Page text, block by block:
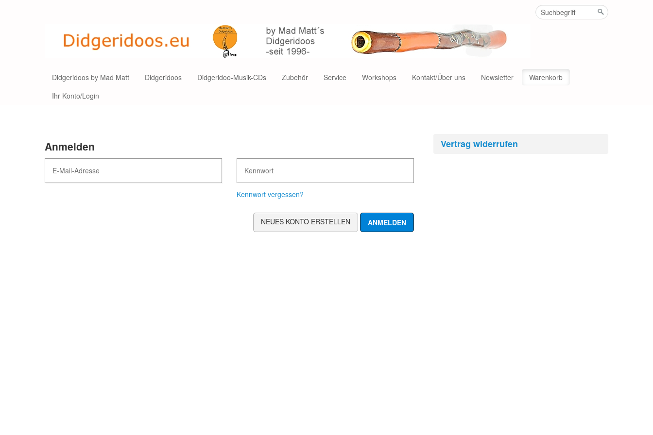
Didgeridoos by Mad Matt Didgeridoos Didgeridoo-Musik-CDs Zubehör Service Workshops Kontakt/Über uns Newsletter
Warenkorb
Ihr Konto/Login
Anmelden
Kennwort vergessen?
NEUES KONTO ERSTELLEN
Vertrag widerrufen